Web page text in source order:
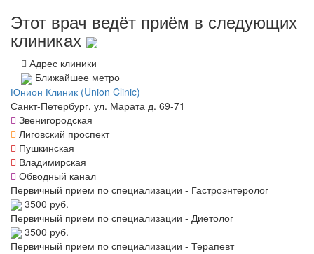
Этот врач ведёт приём в следующих
клиниках
Адрес клиники
Ближайшее метро
Юнион Клиник (Union Clinic)
Санкт-Петербург, ул. Марата д. 69-71
Звенигородская
Лиговский проспект
Пушкинская
Владимирская
Обводный канал
Первичный прием по специализации - Гастроэнтеролог
3500 руб.
Первичный прием по специализации - Диетолог
3500 руб.
Первичный прием по специализации - Терапевт